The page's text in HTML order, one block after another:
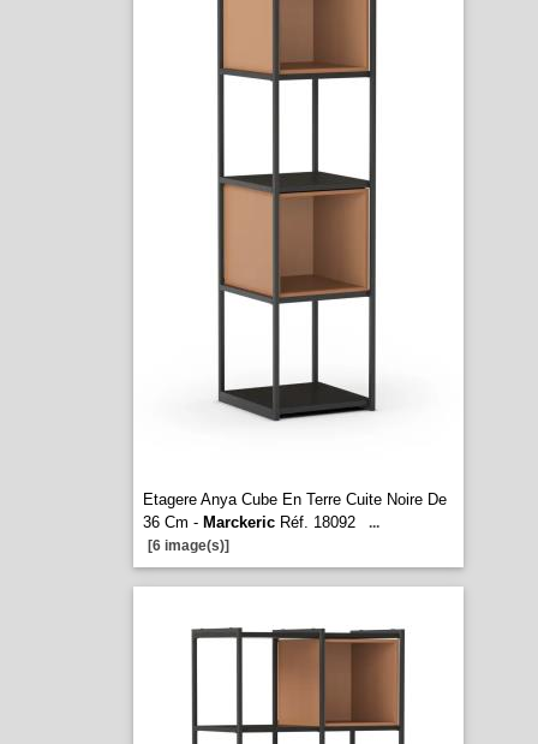
Etagere Anya Cube En Terre Cuite Noire De
36 Cm - MarckericRéf. 18092
...
[6 image(s)]